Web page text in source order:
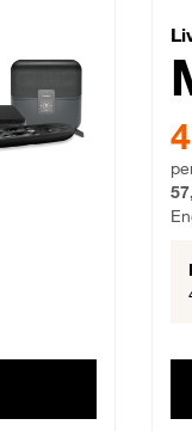
€ par mois,